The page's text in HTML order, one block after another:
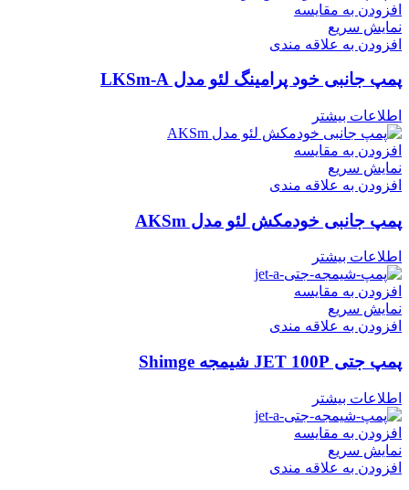
افزودن به مقایسه
نمایش سریع
افزودن به علاقه مندی
پمپ جانبی خود پرامینگ لئو مدل LKSm-A
اطلاعات بیشتر
افزودن به مقایسه
نمایش سریع
افزودن به علاقه مندی
پمپ جانبی خودمکش لئو مدل AKSm
اطلاعات بیشتر
افزودن به مقایسه
نمایش سریع
افزودن به علاقه مندی
پمپ جتی JET 100P شیمجه Shimge
اطلاعات بیشتر
افزودن به مقایسه
نمایش سریع
افزودن به علاقه مندی